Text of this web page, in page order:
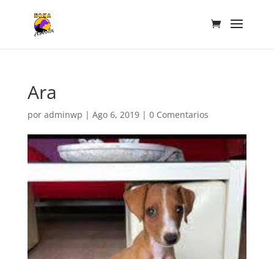
Ara
por adminwp | Ago 6, 2019| 0 Comentarios